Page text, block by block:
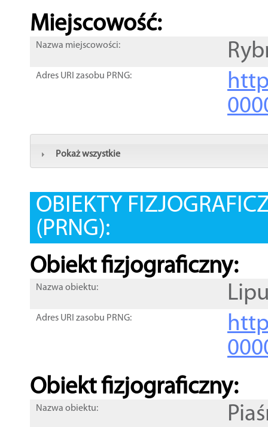
Miejscowość:
Nazwa miejscowości:
Adres URI zasobu PRNG:
Pokaż wszystkie
OBIEKTY
(PRNG):
Obiekt fizjograficzny:
Nazwa obiektu:
Adres URI zasobu PRNG:
Obiekt fizjograficzny:
Nazwa obiektu: